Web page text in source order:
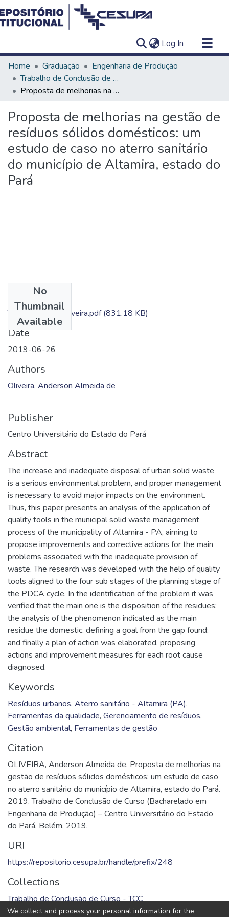
Log In (current)
Communities & Collections
All of DSpace
Statistics
Home Graduação
Engenharia de Produção
Trabalho de Conclusão de Curso - TCC
Proposta de melhorias na gestão de resíduos sólidos domésticos: um estudo de caso no aterro sanitário do município de Altamira, estado do Pará
Proposta de melhorias na gestão de
resíduos sólidos domésticos: um
estudo de caso no aterro sanitário
do município de Altamira, estado do
Pará
No
Thumbnail
Available
TC - Anderson Oliveira.pdf(831.18 KB)
Date
2019-06-26
Authors
Oliveira, Anderson Almeida de
Publisher
Centro Universitário do Estado do Pará
Abstract
The increase and inadequate disposal of urban solid waste
is a serious environmental problem, and proper management
is necessary to avoid major impacts on the environment.
Thus, this paper presents an analysis of the application of
quality tools in the municipal solid waste management
process of the municipality of Altamira - PA, aiming to
propose improvements and corrective actions for the main
problems associated with the inadequate provision of
waste. The research was developed with the help of quality
tools aligned to the four sub stages of the planning stage of
the PDCA cycle. In the identification of the problem it was
verified that the main one is the disposition of the residues;
the analysis of the phenomenon indicated as the main
residue the domestic, defining a goal from the gap found;
and finally a plan of action was elaborated, proposing
actions and improvement measures for each root cause
diagnosed.
Keywords
Resíduos urbanos, Aterro sanitário - Altamira (PA),
Ferramentas da qualidade, Gerenciamento de resíduos,
Gestão ambiental, Ferramentas de gestão
Citation
OLIVEIRA, Anderson Almeida de. Proposta de melhorias na
gestão de resíduos sólidos domésticos: um estudo de caso
no aterro sanitário do município de Altamira, estado do Pará.
2019. Trabalho de Conclusão de Curso (Bacharelado em
Engenharia de Produção) – Centro Universitário do Estado
do Pará, Belém, 2019.
URI
https://repositorio.cesupa.br/handle/prefix/248
Collections
Trabalho de Conclusão de Curso - TCC
We collect and process your personal information for the